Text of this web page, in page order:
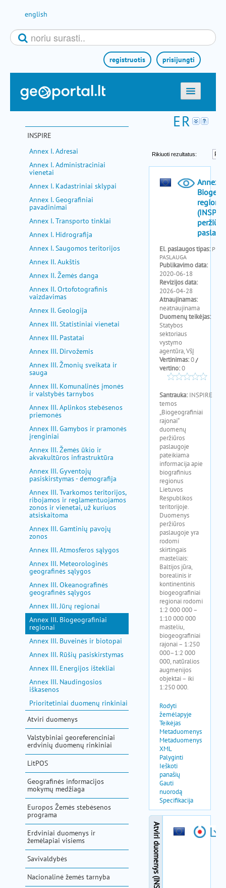
english
prisijungti
registruotis
titulinis
žemėlapiai
teminės sritys
INSPIRE
Annex I. Adresai
Annex I. Administraciniai
vienetai
Annex I. Kadastriniai sklypai
Annex I. Geografiniai
pavadinimai
Annex I. Transporto tinklai
Annex I. Hidrografija
Annex I. Saugomos teritorijos
Annex II. Aukštis
Annex II. Žemės danga
Annex II. Ortofotografinis
vaizdavimas
Annex II. Geologija
Annex III. Statistiniai vienetai
Annex III. Pastatai
Annex III. Dirvožemis
Annex III. Žmonių sveikata ir
sauga
Annex III. Komunalinės įmonės
ir valstybės tarnybos
Annex III. Aplinkos stebėsenos
priemonės
Annex III. Gamybos ir pramonės
įrenginiai
Annex III. Žemės ūkio ir
akvakultūros infrastruktūra
Annex III. Gyventojų
pasiskirstymas - demografija
Annex III. Tvarkomos teritorijos,
ribojamos ir reglamentuojamos
zonos ir vienetai, už kuriuos
atsiskaitoma
Annex III. Gamtinių pavojų
zonos
Annex III. Atmosferos sąlygos
Annex III. Meteorologinės
geografinės sąlygos
Annex III. Okeanografinės
geografinės sąlygos
Annex III. Jūrų regionai
Annex III. Biogeografiniai
regionai
Annex III. Buveinės ir biotopai
Annex III. Rūšių pasiskirstymas
Annex III. Energijos ištekliai
Annex III. Naudingosios
iškasenos
Prioritetiniai duomenų rinkiniai
Atviri duomenys
Valstybiniai georeferenciniai
erdvinių duomenų rinkiniai
LitPOS
Geografinės informacijos
mokymų medžiaga
Europos Žemės stebėsenos
programa
Erdviniai duomenys ir
žemėlapiai visiems
Savivaldybės
Nacionalinė žemės tarnyba